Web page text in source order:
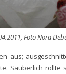
Foto Nora
aus;
Säuberlich rollte